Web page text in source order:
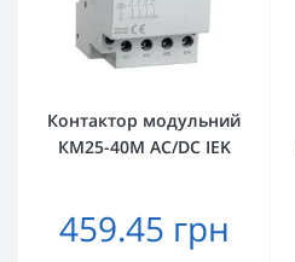
Контактор модульний
КМ25-40М AC/DC IEK
459.45 грн